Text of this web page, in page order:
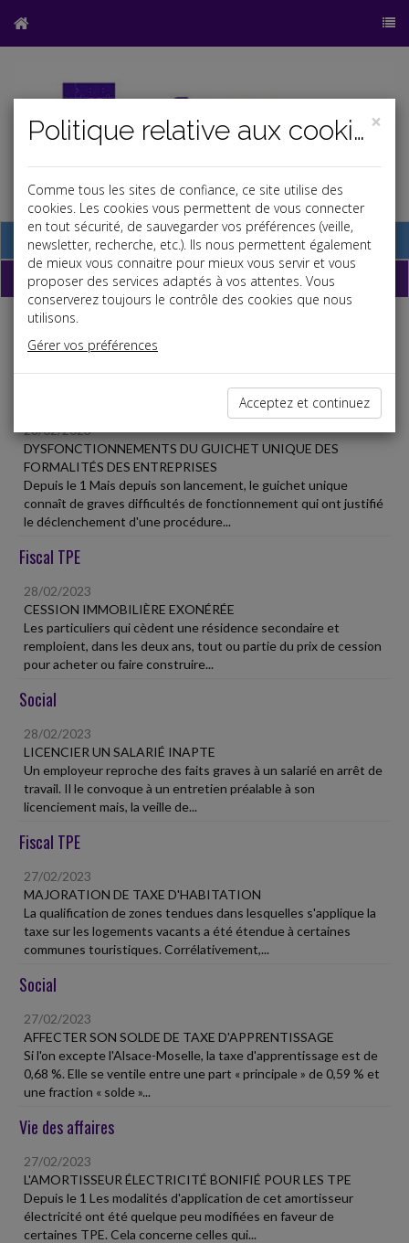
Base documentaire
Dépêches
Liste des dernières dépêches
28/02/2023
DYSFONCTIONNEMENTS DU GUICHET UNIQUE DES
FORMALITÉS DES ENTREPRISES
Depuis le 1 Mais depuis son lancement, le guichet unique
connaît de graves difficultés de fonctionnement qui ont justifié
le déclenchement d'une procédure...
Fiscal TPE
28/02/2023
CESSION IMMOBILIÈRE EXONÉRÉE
Les particuliers qui cèdent une résidence secondaire et
remploient, dans les deux ans, tout ou partie du prix de cession
pour acheter ou faire construire...
Social
28/02/2023
LICENCIER UN SALARIÉ INAPTE
Un employeur reproche des faits graves à un salarié en arrêt de
travail. Il le convoque à un entretien préalable à son
licenciement mais, la veille de...
Fiscal TPE
27/02/2023
MAJORATION DE TAXE D'HABITATION
La qualification de zones tendues dans lesquelles s'applique la
taxe sur les logements vacants a été étendue à certaines
communes touristiques. Corrélativement,...
Social
27/02/2023
AFFECTER SON SOLDE DE TAXE D'APPRENTISSAGE
Si l'on excepte l'Alsace-Moselle, la taxe d'apprentissage est de
0,68 %. Elle se ventile entre une part « principale » de 0,59 % et
une fraction « solde »...
Vie des affaires
27/02/2023
L'AMORTISSEUR ÉLECTRICITÉ BONIFIÉ POUR LES TPE
Depuis le 1 Les modalités d'application de cet amortisseur
électricité ont été quelque peu modifiées en faveur de
certaines TPE. Cela concerne celles qui...
×
Politique relative aux cookies
Comme tous les sites de confiance, ce site utilise des
cookies. Les cookies vous permettent de vous connecter
en tout sécurité, de sauvegarder vos préférences (veille,
newsletter, recherche, etc.). Ils nous permettent également
de mieux vous connaitre pour mieux vous servir et vous
proposer des services adaptés à vos attentes. Vous
conserverez toujours le contrôle des cookies que nous
utilisons.
Gérer vos préférences
Acceptez et continuez